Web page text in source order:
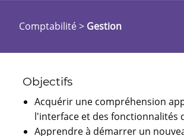
Comptabilité> Gestion
Objectifs
Acquérir une compréhension
l'interface et des fonctionnalités
Apprendre à démarrer un